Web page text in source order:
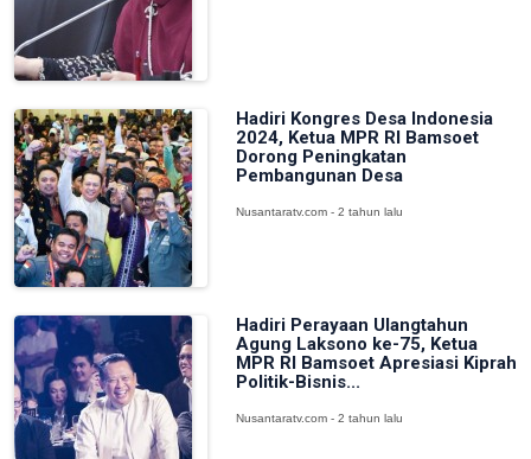
Hadiri Kongres Desa Indonesia
2024, Ketua MPR RI Bamsoet
Dorong Peningkatan
Pembangunan Desa
Nusantaratv.com - 2 tahun lalu
Hadiri Perayaan Ulangtahun
Agung Laksono ke-75, Ketua
MPR RI Bamsoet Apresiasi Kiprah
Politik-Bisnis...
Nusantaratv.com - 2 tahun lalu